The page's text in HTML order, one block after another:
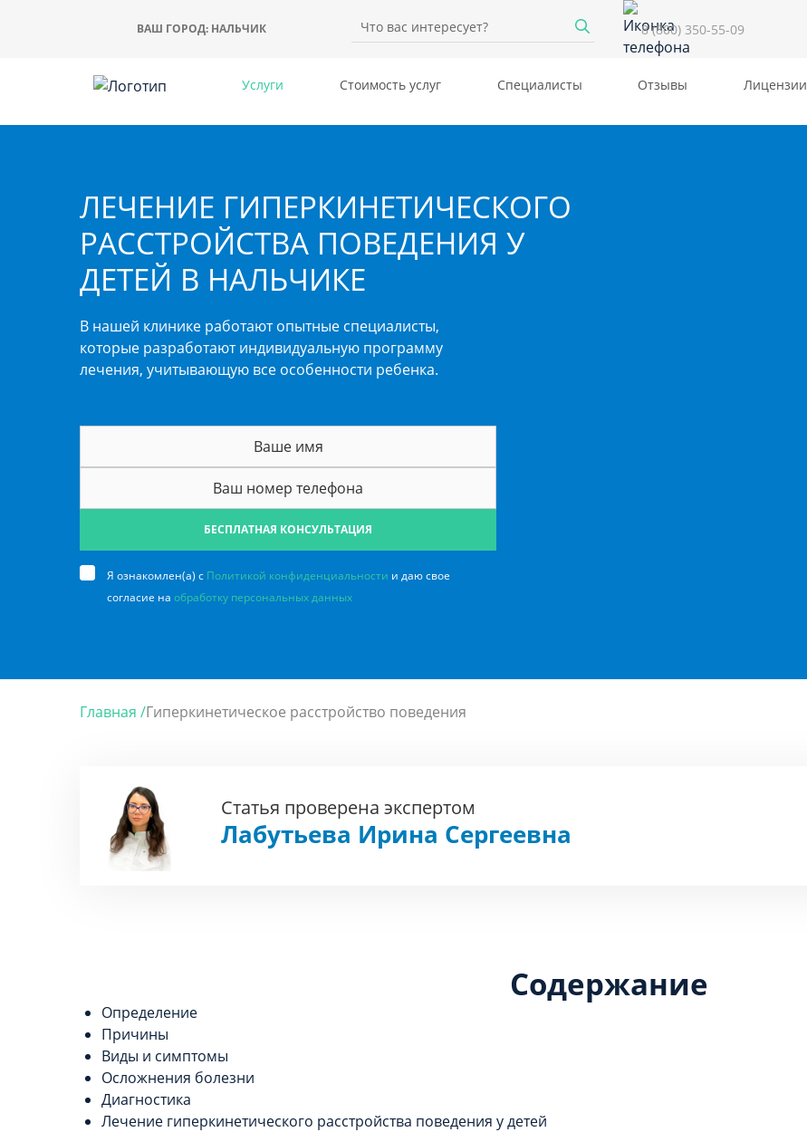
ВАШ ГОРОД: НАЛЬЧИК 8 (800) 350-55-09
Услуги Стоимость услуг Специалисты Отзывы Лицензии
ЛЕЧЕНИЕ ГИПЕРКИНЕТИЧЕСКОГО
РАССТРОЙСТВА ПОВЕДЕНИЯ У
ДЕТЕЙ В НАЛЬЧИКЕ
В нашей клинике работают опытные специалисты,
которые разработают индивидуальную программу
лечения, учитывающую все особенности ребенка.
БЕСПЛАТНАЯ КОНСУЛЬТАЦИЯ
Я ознакомлен(а) с Политикой конфиденциальности и даю свое
согласие на обработку персональных данных
Главная /Гиперкинетическое расстройство поведения
Статья проверена экспертом
Лабутьева Ирина Сергеевна
Содержание
Определение
Причины
Виды и симптомы
Осложнения болезни
Диагностика
Лечение гиперкинетического расстройства поведения у детей